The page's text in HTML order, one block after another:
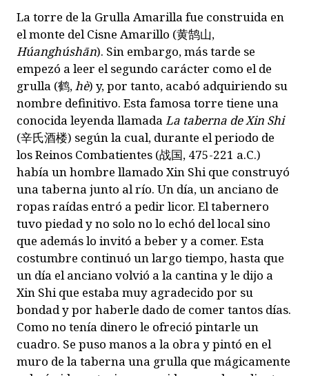
La torre de la Grulla Amarilla fue construida en
el monte del Cisne Amarillo (黄鹄山,
Húanghúshān). Sin embargo, más tarde se
empezó a leer el segundo carácter como el de
grulla (鹤, hè) y, por tanto, acabó adquiriendo su
nombre definitivo. Esta famosa torre tiene una
conocida leyenda llamada La taberna de Xin Shi
(辛氏酒楼) según la cual, durante el periodo de
los Reinos Combatientes (战国, 475-221 a.C.)
había un hombre llamado Xin Shi que construyó
una taberna junto al río. Un día, un anciano de
ropas raídas entró a pedir licor. El tabernero
tuvo piedad y no solo no lo echó del local sino
que además lo invitó a beber y a comer. Esta
costumbre continuó un largo tiempo, hasta que
un día el anciano volvió a la cantina y le dijo a
Xin Shi que estaba muy agradecido por su
bondad y por haberle dado de comer tantos días.
Como no tenía dinero le ofreció pintarle un
cuadro. Se puso manos a la obra y pintó en el
muro de la taberna una grulla que mágicamente